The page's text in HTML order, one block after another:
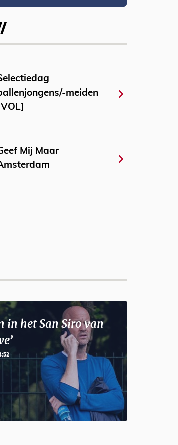
meiden
[VOL]
Mij Maar
in het San Siro van